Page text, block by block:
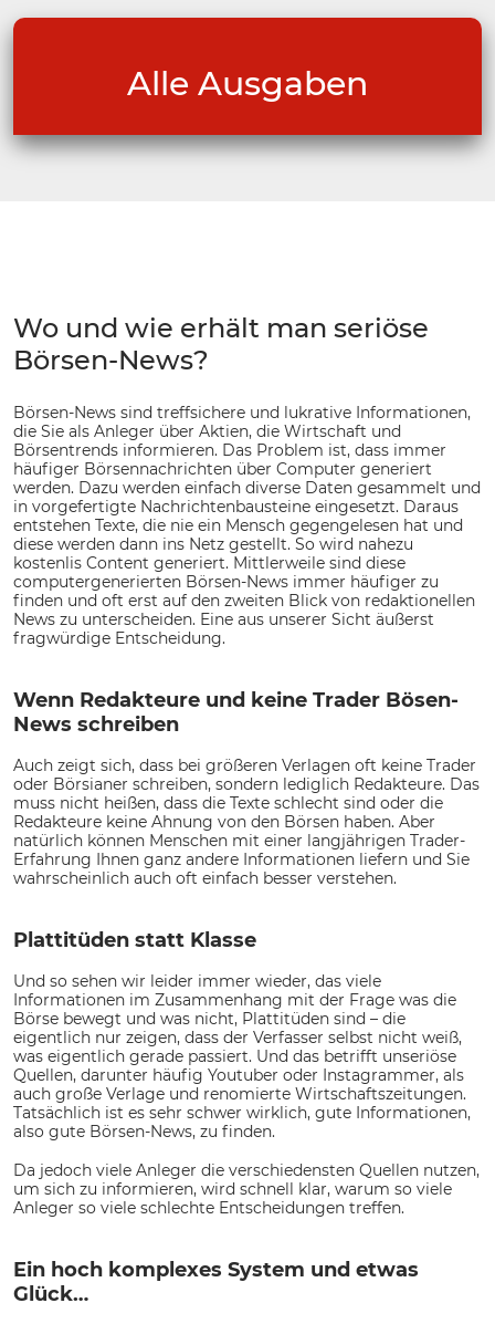
Alle Ausgaben
Wo und wie erhält man seriöse
Börsen-News?
Börsen-News sind treffsichere und lukrative Informationen,
die Sie als Anleger über Aktien, die Wirtschaft und
Börsentrends informieren. Das Problem ist, dass immer
häufiger Börsennachrichten über Computer generiert
werden. Dazu werden einfach diverse Daten gesammelt und
in vorgefertigte Nachrichtenbausteine eingesetzt. Daraus
entstehen Texte, die nie ein Mensch gegengelesen hat und
diese werden dann ins Netz gestellt. So wird nahezu
kostenlis Content generiert. Mittlerweile sind diese
computergenerierten Börsen-News immer häufiger zu
finden und oft erst auf den zweiten Blick von redaktionellen
News zu unterscheiden. Eine aus unserer Sicht äußerst
fragwürdige Entscheidung.
Wenn Redakteure und keine Trader Bösen-
News schreiben
Auch zeigt sich, dass bei größeren Verlagen oft keine Trader
oder Börsianer schreiben, sondern lediglich Redakteure. Das
muss nicht heißen, dass die Texte schlecht sind oder die
Redakteure keine Ahnung von den Börsen haben. Aber
natürlich können Menschen mit einer langjährigen Trader-
Erfahrung Ihnen ganz andere Informationen liefern und Sie
wahrscheinlich auch oft einfach besser verstehen.
Plattitüden statt Klasse
Und so sehen wir leider immer wieder, das viele
Informationen im Zusammenhang mit der Frage was die
Börse bewegt und was nicht, Plattitüden sind – die
eigentlich nur zeigen, dass der Verfasser selbst nicht weiß,
was eigentlich gerade passiert. Und das betrifft unseriöse
Quellen, darunter häufig Youtuber oder Instagrammer, als
auch große Verlage und renomierte Wirtschaftszeitungen.
Tatsächlich ist es sehr schwer wirklich, gute Informationen,
also gute Börsen-News, zu finden.
Da jedoch viele Anleger die verschiedensten Quellen nutzen,
um sich zu informieren, wird schnell klar, warum so viele
Anleger so viele schlechte Entscheidungen treffen.
Ein hoch komplexes System und etwas
Glück…